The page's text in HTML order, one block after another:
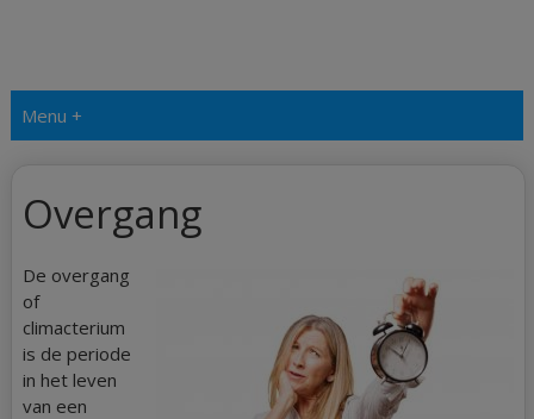
Menu +
Overgang
De overgang
of
climacterium
is de periode
in het leven
van een